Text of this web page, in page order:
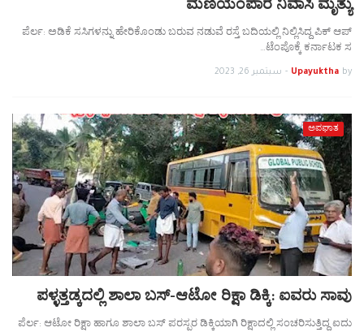
ಮಣಿಯಂಪಾರೆ ನಿವಾಸಿ ಮೃತ್ಯು
ಪೆರ್ಲ: ಅಡಿಕೆ ಸಸಿಗಳನ್ನು ಹೇರಿಕೊಂಡು ಬರುವ ನಡುವೆ ರಸ್ತೆ ಬದಿಯಲ್ಲಿ ನಿಲ್ಲಿಸಿದ್ದ ಪಿಕ್ ಆಪ್
ಟೆಂಪೊಕ್ಕೆ ಕರ್ನಾಟಕ ಸ…
by
Upayuktha
- سبتمبر 26, 2023
ಅಪಘಾತ
ಪಳ್ಳತ್ತಡ್ಕದಲ್ಲಿ ಶಾಲಾ ಬಸ್-ಆಟೋ ರಿಕ್ಷಾ ಡಿಕ್ಕಿ: ಐವರು ಸಾವು
ಪೆರ್ಲ: ಆಟೋ ರಿಕ್ಷಾ ಹಾಗೂ ಶಾಲಾ ಬಸ್ ಪರಸ್ಪರ ಡಿಕ್ಕಿಯಾಗಿ ರಿಕ್ಷಾದಲ್ಲಿ ಸಂಚರಿಸುತ್ತಿದ್ದ ಐದು